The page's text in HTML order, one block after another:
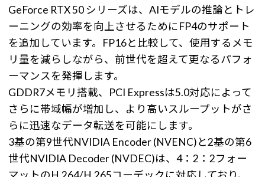
GeForce RTX 50 シリーズは、AIモデルの推論とトレ
ーニングの効率を向上させるためにFP4のサポート
を追加しています。FP16と比較して、使用するメモ
リ量を減らしながら、前世代を超えて更なるパフォ
ーマンスを発揮します。
GDDR7メモリ搭載、PCI Expressは5.0対応によって
さらに帯域幅が増加し、より高いスループットがさ
らに迅速なデータ転送を可能にします。
3基の第9世代NVIDIA Encoder (NVENC)と2基の第6
世代NVIDIA Decoder (NVDEC)は、4：2：2フォー